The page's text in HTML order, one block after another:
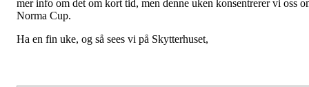
mer info om det om kort tid, men denne uken konsentrerer vi oss
Norma Cup.
Ha en fin uke, og så sees vi på Skytterhuset,